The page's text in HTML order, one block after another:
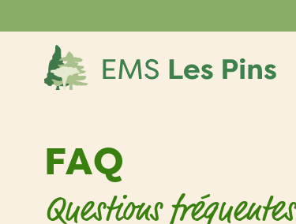
to
FAQ
Questions fréquentes